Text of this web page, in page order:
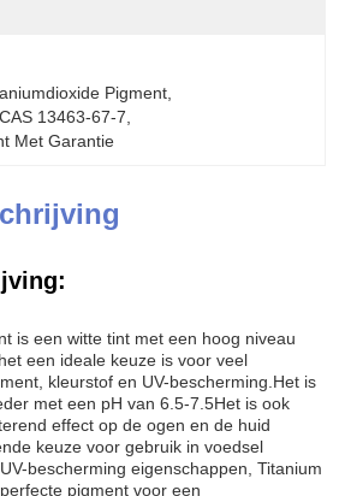
Pigment
13463-67-7
Met Garantie
is een witte tint met een hoog niveau
een ideale keuze is voor veel
kleurstof en UV-bescherming.Het is
met een pH van 6.5-7.5Het is ook
effect op de ogen en de huid
keuze voor gebruik in voedsel
bescherming eigenschappen, Titanium
pigment voor een